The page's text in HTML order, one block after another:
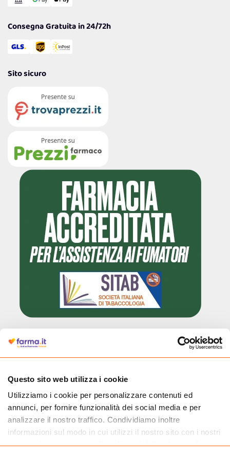
Questo sito web utilizza i cookie
Utilizziamo i cookie per personalizzare contenuti ed
annunci, per fornire funzionalità dei social media e per
analizzare il nostro traffico. Condividiamo inoltre
informazioni sul modo in cui utilizzi il nostro sito con i nostri
partner che si occupano di analisi dei dati web, pubblicità e
Consegna Gratuita in 24/72h
Sito sicuro
autorizzata dal Ministero della Salute a effettuare la vendita online di